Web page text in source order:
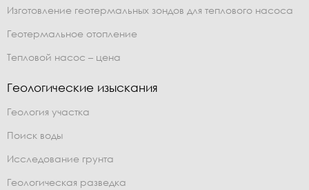
Изготовление геотермальных зондов для теплового насоса
Геотермальное отопление
Тепловой насос – цена
Геологические изыскания
Геология участка
Поиск воды
Исследование грунта
Геологическая разведка